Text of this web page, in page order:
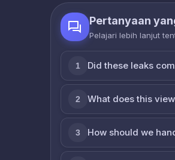
Pertanyaan
Pelajari lebih lanjut
1 Did these leaks
2 What does this
3 How should we